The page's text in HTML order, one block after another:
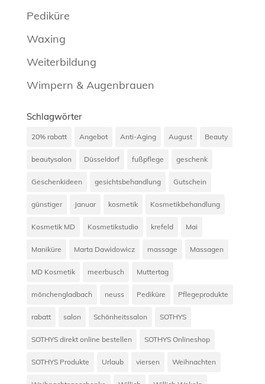
Pediküre
Waxing
Weiterbildung
Wimpern & Augenbrauen
Schlagwörter
20% rabatt Angebot Anti-Aging August Beauty
beautysalon Düsseldorf fußpflege geschenk
Geschenkideen gesichtsbehandlung Gutschein
günstiger Januar kosmetik Kosmetikbehandlung
Kosmetik MD Kosmetikstudio krefeld Mai
Maniküre Marta Dawidowicz massage Massagen
MD Kosmetik meerbusch Muttertag
mönchengladbach neuss Pediküre Pflegeprodukte
rabatt salon Schönheitssalon SOTHYS
SOTHYS direkt online bestellen SOTHYS Onlineshop
SOTHYS Produkte Urlaub viersen Weihnachten